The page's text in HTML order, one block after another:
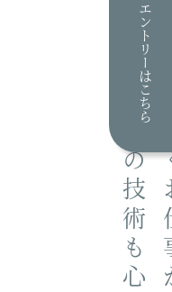
エントリーはこちら